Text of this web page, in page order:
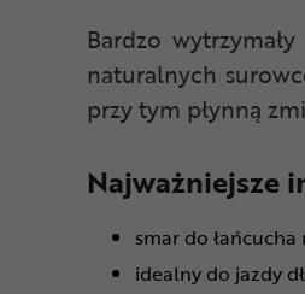
Bardzo
naturalnych
przy tym płynną
Najważniejsze
smar do
idealny do jazdy